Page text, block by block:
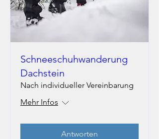
Schneeschuhwanderung
Dachstein
Nach individueller Vereinbarung
Mehr Infos
Antworten